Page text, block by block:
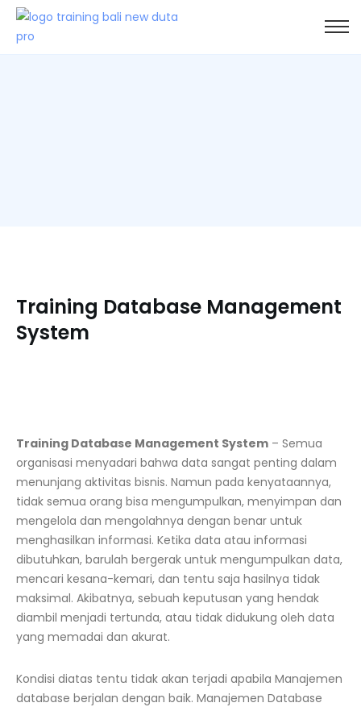
Training Database Management
System
Training Database Management System – Semua
organisasi menyadari bahwa data sangat penting dalam
menunjang aktivitas bisnis. Namun pada kenyataannya,
tidak semua orang bisa mengumpulkan, menyimpan dan
mengelola dan mengolahnya dengan benar untuk
menghasilkan informasi. Ketika data atau informasi
dibutuhkan, barulah bergerak untuk mengumpulkan data,
mencari kesana-kemari, dan tentu saja hasilnya tidak
maksimal. Akibatnya, sebuah keputusan yang hendak
diambil menjadi tertunda, atau tidak didukung oleh data
yang memadai dan akurat.
Kondisi diatas tentu tidak akan terjadi apabila Manajemen
database berjalan dengan baik. Manajemen Database